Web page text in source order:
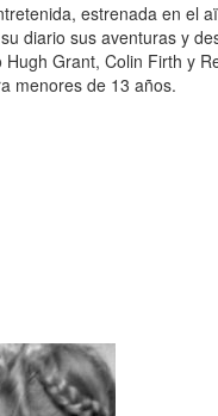
estrenada en el
diario sus aventuras y
Grant, Colin Firth y
menores de 13 años.